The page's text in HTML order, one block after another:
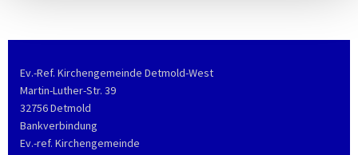
Ev.-Ref. Kirchengemeinde Detmold-West
Martin-Luther-Str. 39
32756 Detmold
Bankverbindung
Ev.-ref. Kirchengemeinde